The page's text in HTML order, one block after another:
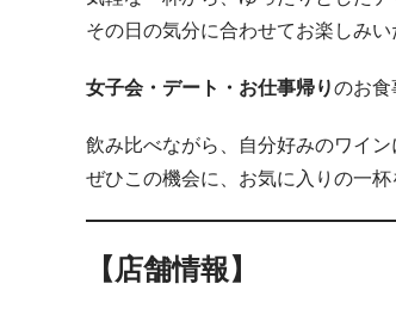
その日の気分に合わせてお楽しみい
女子会・デート・お仕事帰りのお食
飲み比べながら、自分好みのワイン
ぜひこの機会に、お気に入りの一
【店舗情報】